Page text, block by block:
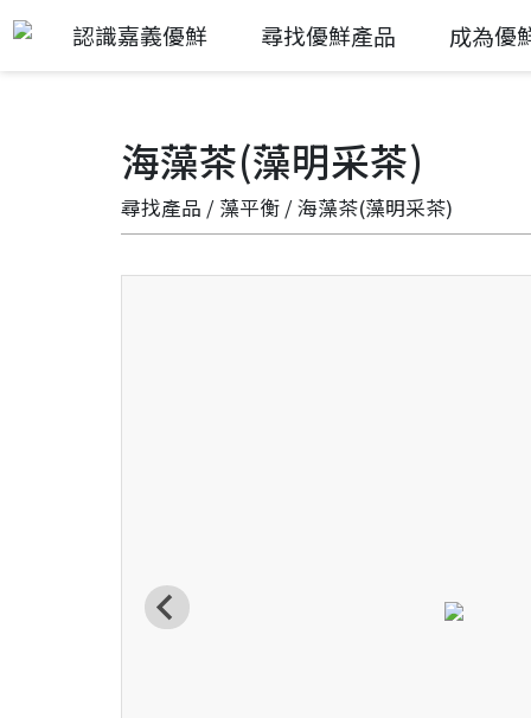
認識嘉義優鮮 尋找優鮮產品 成為優
海藻茶(藻明采茶)
尋找產品 / 藻平衡 / 海藻茶(藻明采茶)